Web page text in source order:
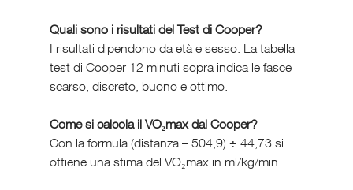
Quali sono i risultati del Test di Cooper?
I risultati dipendono da età e sesso. La tabella
test di Cooper 12 minuti sopra indica le fasce
scarso, discreto, buono e ottimo.
Come si calcola il VO₂max dal Cooper?
Con la formula (distanza – 504,9) ÷ 44,73 si
ottiene una stima del VO₂max in ml/kg/min.